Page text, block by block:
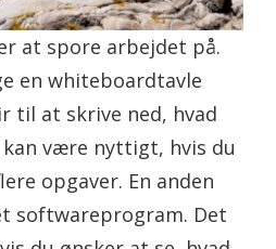
at spore arbejdet på.
en whiteboardtavle
til at skrive ned, hvad
være nyttigt, hvis du
opgaver. En anden
softwareprogram. Det